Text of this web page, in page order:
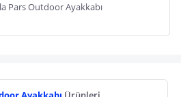
Pars Outdoor Ayakkabı